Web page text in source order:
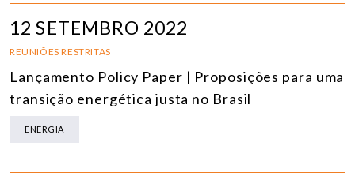
12 SETEMBRO 2022
REUNIÕES RESTRITAS
Lançamento Policy Paper | Proposições para uma
transição energética justa no Brasil
ENERGIA